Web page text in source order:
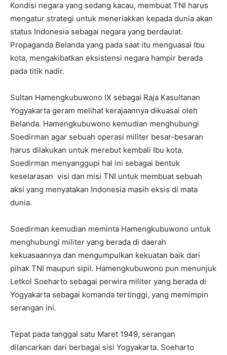
Kondisi negara yang sedang kacau, membuat TNI harus
mengatur strategi untuk meneriakkan kepada dunia akan
status Indonesia sebagai negara yang berdaulat.
Propaganda Belanda yang pada saat itu menguasai Ibu
kota, mengakibatkan eksistensi negara hampir berada
pada titik nadir.
Sultan Hamengkubuwono IX sebagai Raja Kasultanan
Yogyakarta geram melihat kerajaannya dikuasai oleh
Belanda. Hamengkubuwono kemudian menghubungi
Soedirman agar sebuah operasi militer besar-besaran
harus dilakukan untuk merebut kembali Ibu kota.
Soedirman menyanggupi hal ini sebagai bentuk
keselarasan visi dan misi TNI untuk membuat sebuah
aksi yang menyatakan Indonesia masih eksis di mata
dunia.
Soedirman kemudian meminta Hamengkubuwono untuk
menghubungi militer yang berada di daerah
kekuasaannya dan mengumpulkan kekuatan baik dari
pihak TNI maupun sipil. Hamengkubuwono pun menunjuk
Letkol Soeharto sebagai perwira militer yang berada di
Yogyakarta sebagai komanda tertinggi, yang memimpin
serangan ini.
Tepat pada tanggal satu Maret 1949, serangan
dilancarkan dari berbagai sisi Yogyakarta. Soeharto